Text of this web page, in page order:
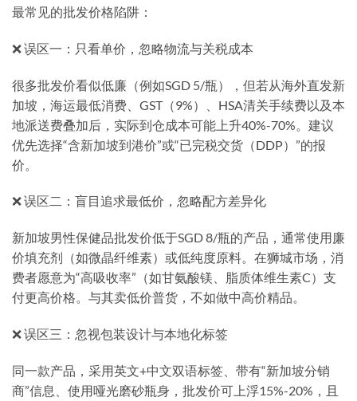
最常见的批发价格陷阱：
❌ 误区一：只看单价，忽略物流与关税成本
很多批发价看似低廉（例如SGD 5/瓶），但若从海外直发新
加坡，海运最低消费、GST（9%）、HSA清关手续费以及本
地派送费叠加后，实际到仓成本可能上升40%-70%。建议
优先选择“含新加坡到港价”或“已完税交货（DDP）”的报
价。
❌ 误区二：盲目追求最低价，忽略配方差异化
新加坡男性保健品批发价低于SGD 8/瓶的产品，通常使用廉
价填充剂（如微晶纤维素）或低纯度原料。在狮城市场，消
费者愿意为“高吸收率”（如甘氨酸镁、脂质体维生素C）支
付更高价格。与其卖低价普货，不如做中高价精品。
❌ 误区三：忽视包装设计与本地化标签
同一款产品，采用英文+中文双语标签、带有“新加坡分销
商”信息、使用哑光磨砂瓶身，批发价可上浮15%-20%，且